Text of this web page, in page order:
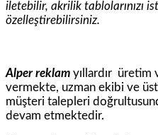
iletebilir, akrilik tablolarınızı
özelleştirebilirsiniz.
Alper reklam yıllardır üretim
vermekte, uzman ekibi ve
müşteri talepleri
devam etmektedir.